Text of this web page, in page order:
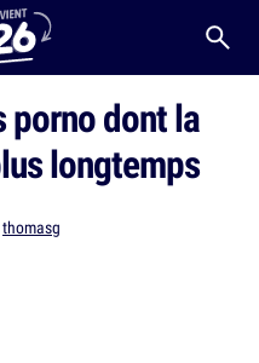
porno dont la
longtemps
thomasg